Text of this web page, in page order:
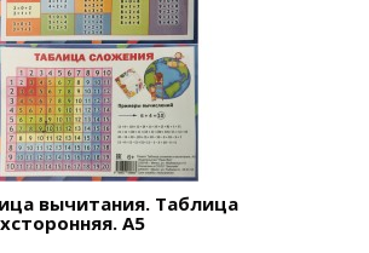
вычитания. Таблица
А5